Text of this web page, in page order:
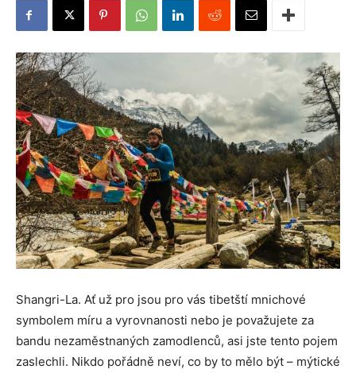
Shangri-La. Ať už pro jsou pro vás tibetští mnichové
symbolem míru a vyrovnanosti nebo je považujete za
bandu nezaměstnaných zamodlenců, asi jste tento pojem
zaslechli. Nikdo pořádně neví, co by to mělo být – mýtické